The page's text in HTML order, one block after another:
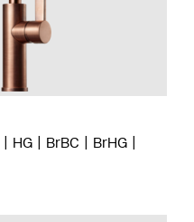
HG BrBC
BrHG